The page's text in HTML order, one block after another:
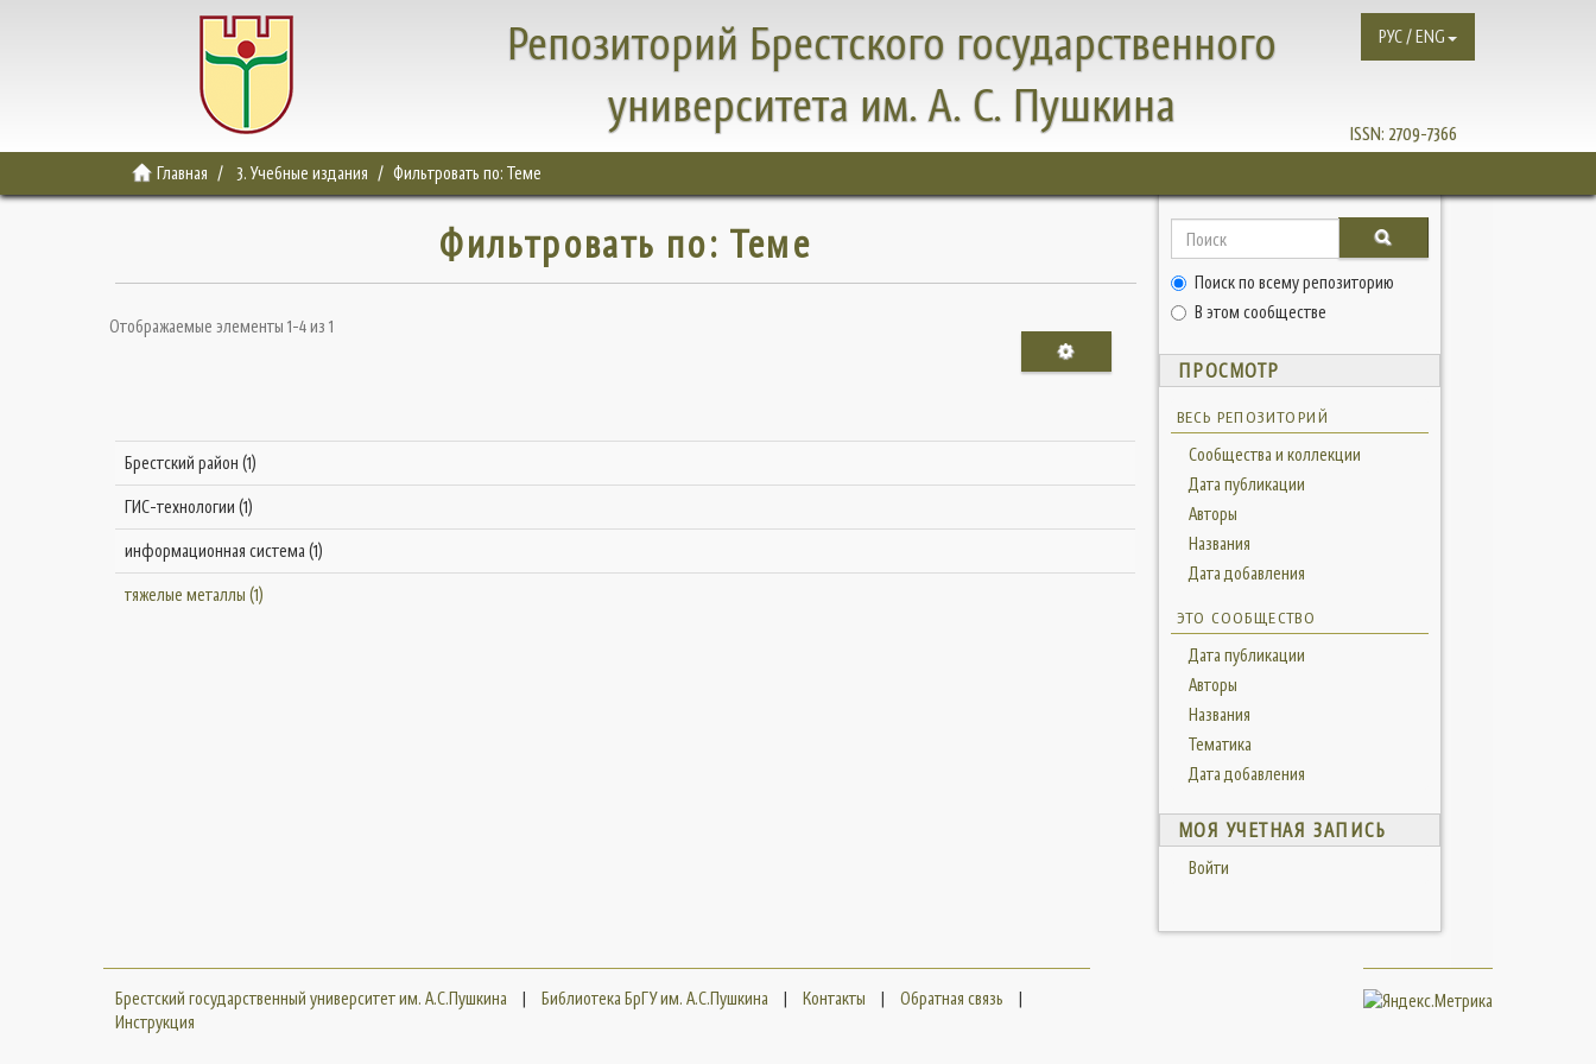
Репозиторий Брестского государственного
университета им. А. С. Пушкина
ISSN: 2709-7366
РУС / ENG
Главная 3. Учебные издания Фильтровать по: Теме
Фильтровать по: Теме
Отображаемые элементы 1-4 из 1
Брестский район (1)
ГИС-технологии (1)
информационная система (1)
тяжелые металлы (1)
Поиск по всему репозиторию
В этом сообществе
ПРОСМОТР
ВЕСЬ РЕПОЗИТОРИЙ
Сообщества и коллекции
Дата публикации
Авторы
Названия
Дата добавления
ЭТО СООБЩЕСТВО
Дата публикации
Авторы
Названия
Тематика
Дата добавления
МОЯ УЧЕТНАЯ ЗАПИСЬ
Войти
Брестский государственный университет им. А.С.Пушкина | Библиотека БрГУ им. А.С.Пушкина | Контакты | Обратная связь
|
Инструкция